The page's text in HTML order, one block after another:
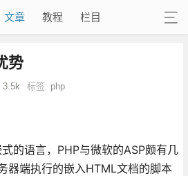
文章 教程 栏目
势
3.5k 标签: php
的语言，PHP与微软的ASP颇有几
器端执行的嵌入HTML文档的脚本